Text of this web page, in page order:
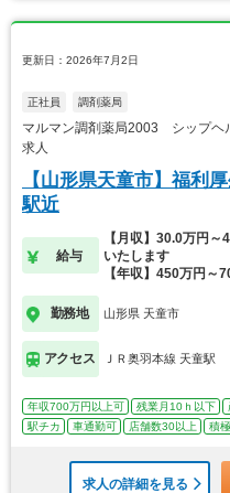
更新日：2026年7月2日
正社員 調剤薬局
マルマン調剤薬局2003 シップヘ
求人
【山形県天童市】福利
駅近
給与
【月収】30.0万円
いたします
【年収】450万円
勤務地 山形県 天童市
アクセス ＪＲ奥羽本線 天童駅
年収700万円以上可 残業月10ｈ以下
駅チカ
車通勤可 店舗数30以上 積
求人の詳細を見る